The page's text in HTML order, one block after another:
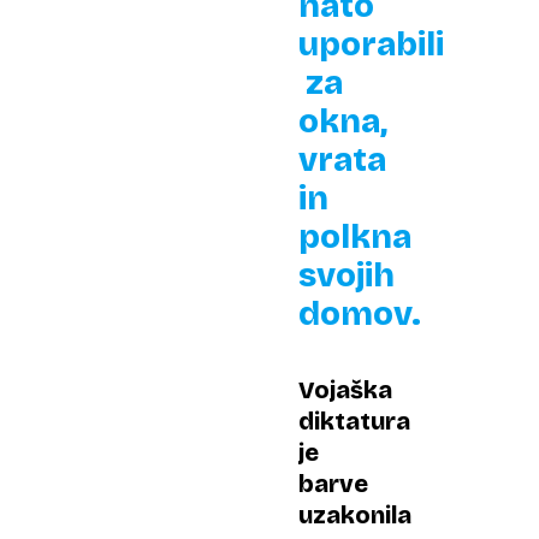
uporabili
za
okna,
vrata
in
polkna
svojih
domov.
Vojaška
diktatura
je
barve
uzakonila